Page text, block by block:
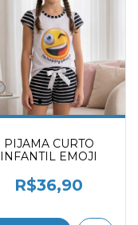
PIJAMA CURTO
INFANTIL EMOJI
R$36,90